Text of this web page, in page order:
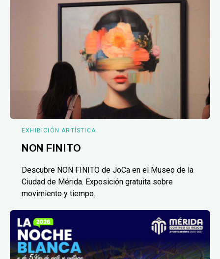
EXHIBICIÓN ARTÍSTICA
NON FINITO
Descubre NON FINITO de JoCa en el Museo de la
Ciudad de Mérida. Exposición gratuita sobre
movimiento y tiempo.